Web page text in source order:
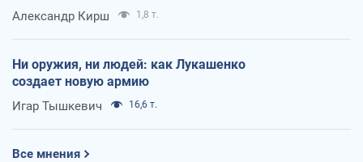
Александр Кирш 1,8 т.
Ни оружия, ни людей: как Лукашенко
создает новую армию
Игар Тышкевич 16,6 т.
Все мнения